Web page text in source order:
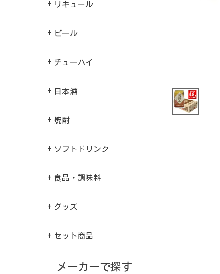
リキュール
ビール
チューハイ
日本酒
焼酎
ソフトドリンク
食品・調味料
グッズ
セット商品
メーカーで探す